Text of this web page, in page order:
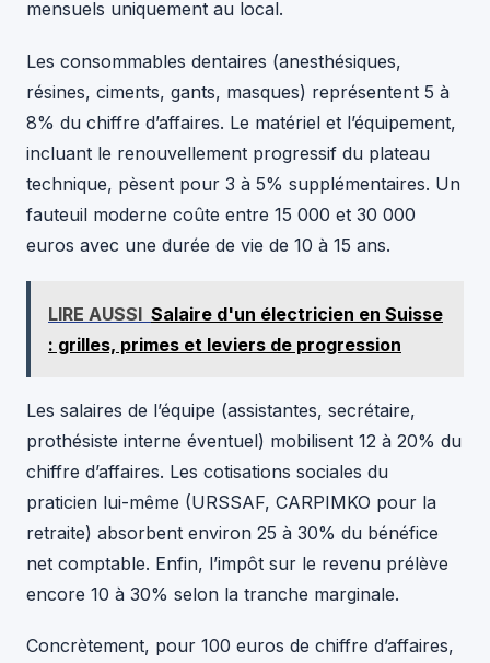
mensuels uniquement au local.
Les consommables dentaires (anesthésiques,
résines, ciments, gants, masques) représentent 5 à
8% du chiffre d’affaires. Le matériel et l’équipement,
incluant le renouvellement progressif du plateau
technique, pèsent pour 3 à 5% supplémentaires. Un
fauteuil moderne coûte entre 15 000 et 30 000
euros avec une durée de vie de 10 à 15 ans.
LIRE AUSSI Salaire d'un électricien en Suisse
: grilles, primes et leviers de progression
Les salaires de l’équipe (assistantes, secrétaire,
prothésiste interne éventuel) mobilisent 12 à 20% du
chiffre d’affaires. Les cotisations sociales du
praticien lui-même (URSSAF, CARPIMKO pour la
retraite) absorbent environ 25 à 30% du bénéfice
net comptable. Enfin, l’impôt sur le revenu prélève
encore 10 à 30% selon la tranche marginale.
Concrètement, pour 100 euros de chiffre d’affaires,